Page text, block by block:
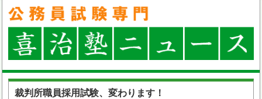
裁判所職員採用試験、変わります！